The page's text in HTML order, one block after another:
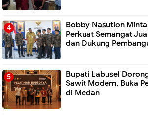
Bobby Nasution
Perkuat Semangat
dan Dukung
Bupati Labusel
Sawit Modern, Buka
di Medan